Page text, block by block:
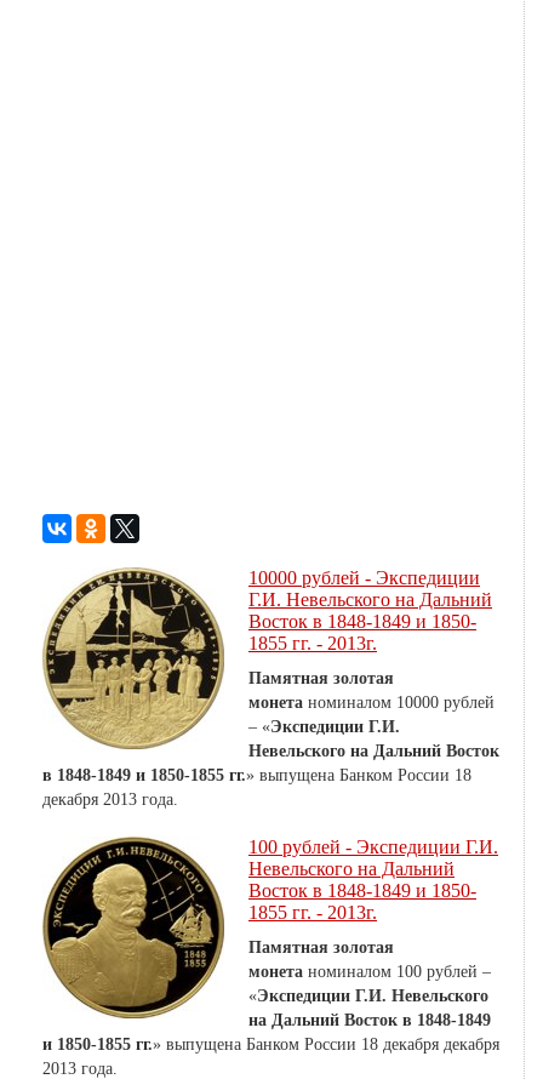
10000 рублей - Экспедиции
Г.И. Невельского на Дальний
Восток в 1848-1849 и 1850-
1855 гг. - 2013г.
Памятная золотая
монета номиналом 10000 рублей
– «Экспедиции Г.И.
Невельского на Дальний Восток
в 1848-1849 и 1850-1855 гг.» выпущена Банком России 18
декабря 2013 года.
100 рублей - Экспедиции Г.И.
Невельского на Дальний
Восток в 1848-1849 и 1850-
1855 гг. - 2013г.
Памятная золотая
монета номиналом 100 рублей –
«Экспедиции Г.И. Невельского
на Дальний Восток в 1848-1849
и 1850-1855 гг.» выпущена Банком России 18 декабря декабря
2013 года.